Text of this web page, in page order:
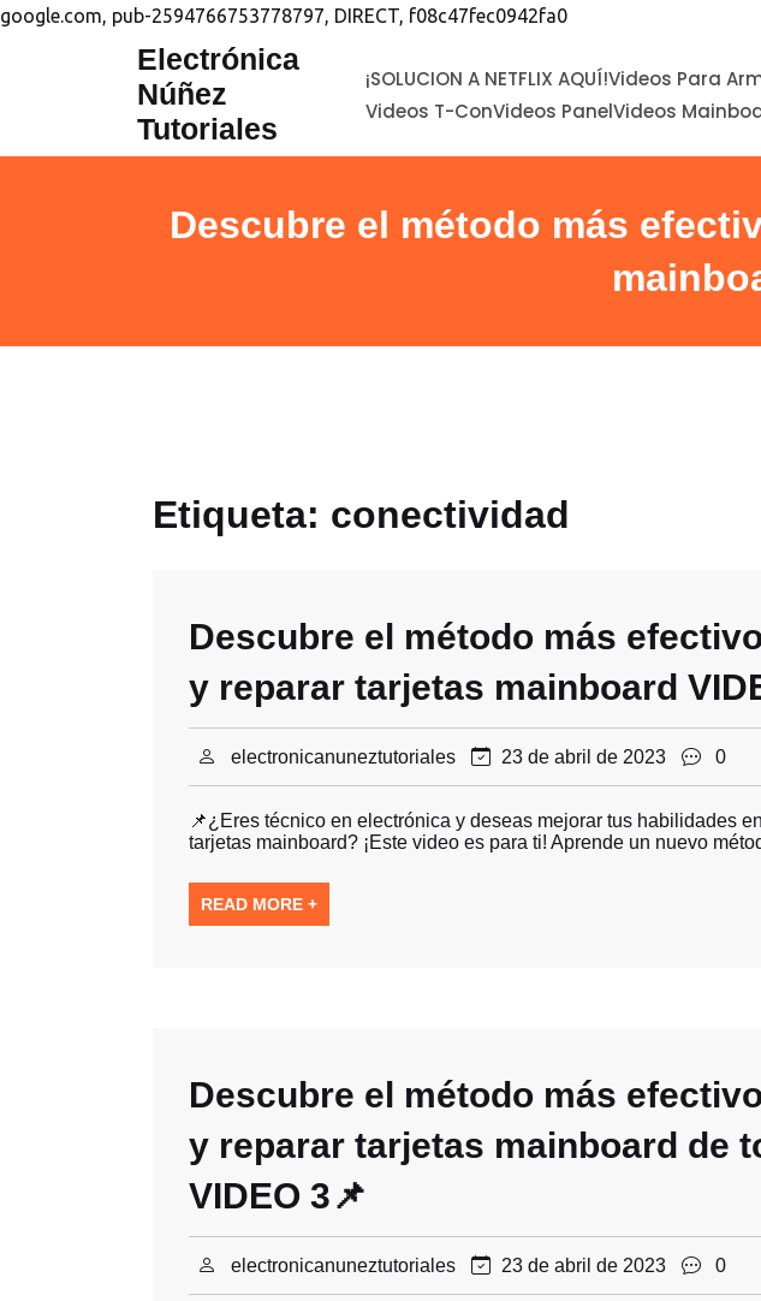
google.com, pub-2594766753778797, DIRECT, f08c47fec0942fa0
Electrónica
Núñez
Tutoriales
¡SOLUCION A NETFLIX AQUÍ!Videos Para
Videos T-ConVideos PanelVideos
Descubre el método más
Etiqueta: conectividad
Descubre el método más
y reparar tarjetas mainboard
electronicanuneztutoriales 23 de abril de 2023 0
📌¿Eres técnico en electrónica y deseas mejorar tus habilidades
tarjetas mainboard? ¡Este video es para ti! Aprende un nuevo
READ MORE +
Descubre el método más
y reparar tarjetas mainboard de
VIDEO 3📌
electronicanuneztutoriales 23 de abril de 2023 0